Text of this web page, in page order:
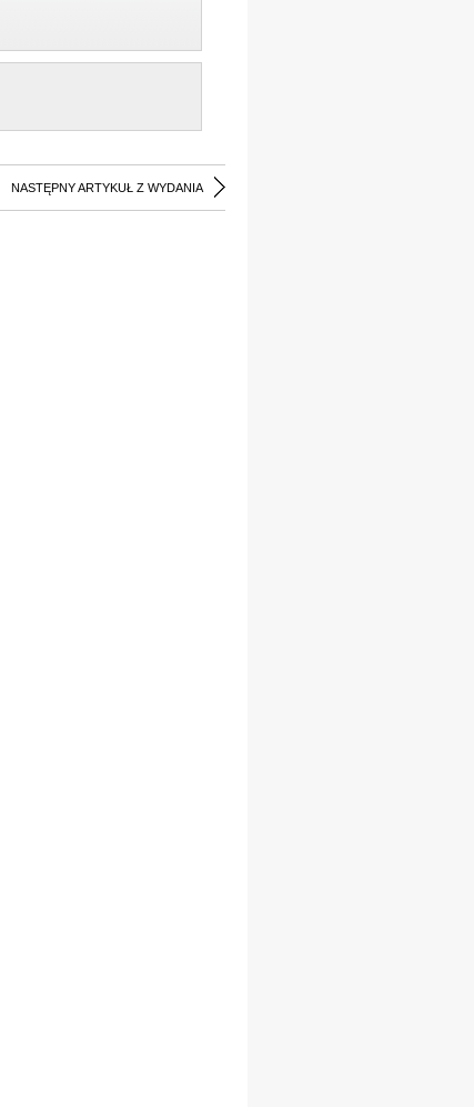
NASTĘPNY ARTYKUŁ Z WYDANIA